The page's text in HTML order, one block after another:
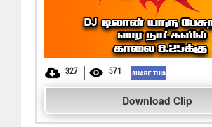
327 571
Download Clip